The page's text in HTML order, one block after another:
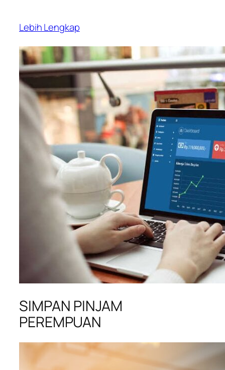
Lebih Lengkap
SIMPAN PINJAM
PEREMPUAN